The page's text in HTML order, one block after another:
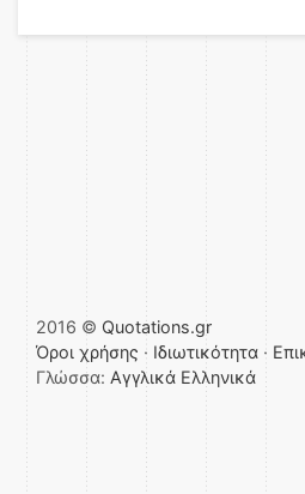
2016 © Quotations.gr
Όροι χρήσης · Ιδιωτικότητα ·
Γλώσσα: Αγγλικά Ελληνικά